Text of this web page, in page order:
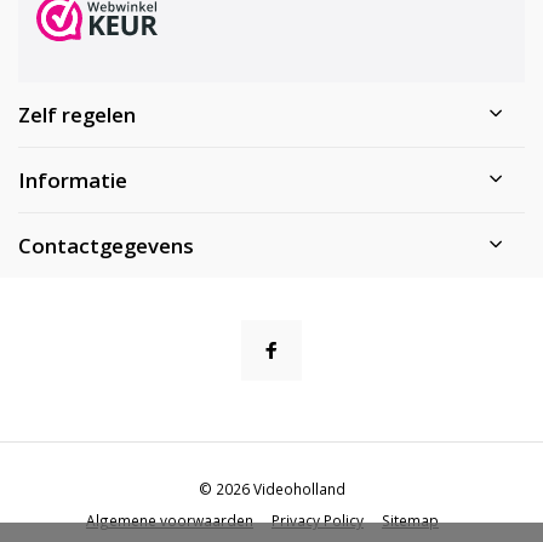
Zelf regelen
Informatie
Contactgegevens
Algemene voorwaarden Privacy Policy Sitemap
© 2026 Videoholland